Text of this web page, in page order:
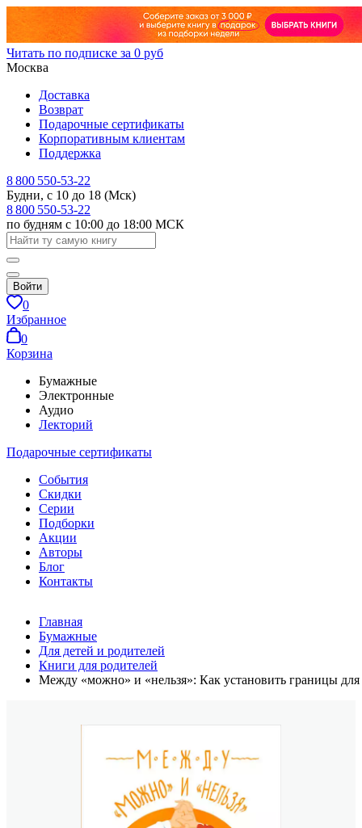
Читать по подписке за 0 руб
Москва
Доставка
Возврат
Подарочные сертификаты
Корпоративным клиентам
Поддержка
8 800 550-53-22
Будни, с 10 до 18 (Мск)
8 800 550-53-22
по будням с 10:00 до 18:00 МСК
Войти
0
Избранное
0
Корзина
Бумажные
Электронные
Аудио
Лекторий
Подарочные сертификаты
События
Скидки
Серии
Подборки
Акции
Авторы
Блог
Контакты
Главная
Бумажные
Для детей и родителей
Книги для родителей
Между «можно» и «нельзя»: Как установить границы для